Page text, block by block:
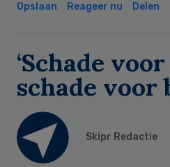
Opslaan Reageer nu Delen
‘Schade
schade voor
Skipr Redactie